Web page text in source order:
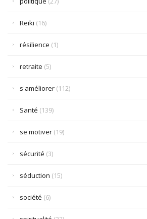
Reiki (16)
résilience (1)
retraite (5)
s'améliorer (112)
Santé (139)
se motiver (19)
sécurité (3)
séduction (15)
société (6)